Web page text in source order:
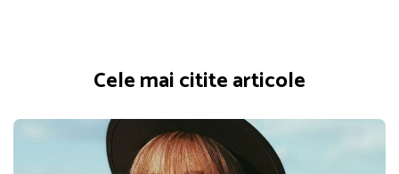
Cele mai citite articole